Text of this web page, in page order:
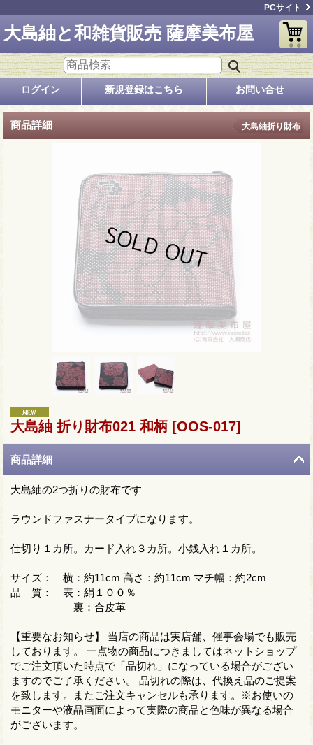
PCサイト
大島紬と和雑貨販売 薩摩美布屋
ログイン 新規登録はこちら お問い合せ
商品詳細 大島紬折り財布
大島紬 折り財布021 和柄 [OOS-017]
商品詳細
大島紬の2つ折りの財布です
ラウンドファスナータイプになります。
仕切り１カ所。カード入れ３カ所。小銭入れ１カ所。
サイズ： 横：約11cm 高さ：約11cm マチ幅：約2cm
品 質： 表：絹１００％
裏：合皮革
【重要なお知らせ】 当店の商品は実店舗、催事会場でも販売
しております。 一点物の商品につきましてはネットショップ
でご注文頂いた時点で「品切れ」になっている場合がござい
ますのでご了承ください。 品切れの際は、代換え品のご提案
を致します。またご注文キャンセルも承ります。※お使いの
モニターや液晶画面によって実際の商品と色味が異なる場合
がございます。